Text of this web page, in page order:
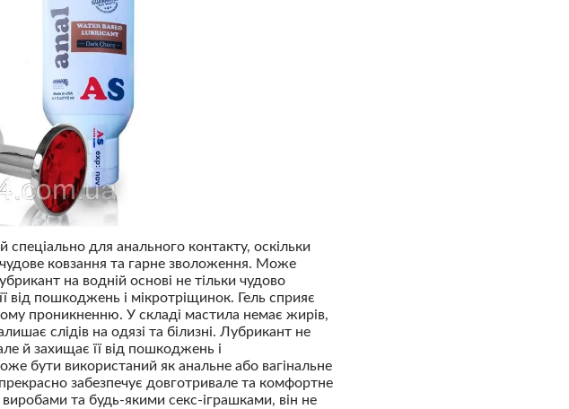
для анального контакту, оскільки
чудове ковзання та гарне зволоження. Може
на водній основі не тільки чудово
пошкоджень і мікротріщинок. Гель сприяє
проникненню. У складі мастила немає жирів,
слідів на одязі та білизні. Лубрикант не
й захищає її від пошкоджень і
бути використаний як анальне або вагінальне
забезпечує довготривале та комфортне
та будь-якими секс-іграшками, він не